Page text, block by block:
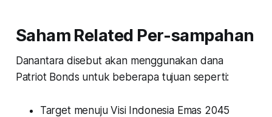
Saham Related Per-sampahan
Danantara disebut akan menggunakan dana
Patriot Bonds untuk beberapa tujuan seperti:
Target menuju Visi Indonesia Emas 2045